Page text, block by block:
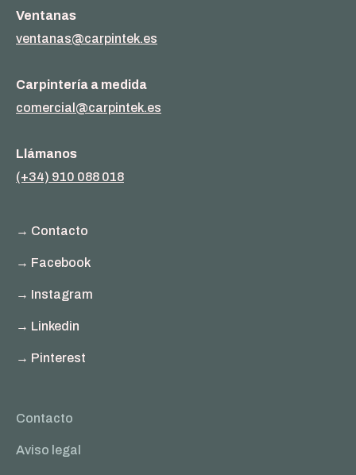
Ventanas
ventanas@carpintek.es
Carpintería a medida
comercial@carpintek.es
Llámanos
(+34) 910 088 018
→ Contacto
→ Facebook
→ Instagram
→ Linkedin
→ Pinterest
Contacto
Aviso legal